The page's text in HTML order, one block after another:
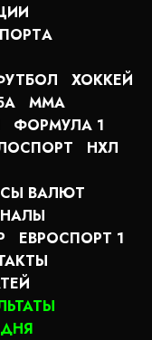
ХОККЕЙ
MMA
ФОРМУЛА 1
НХЛ
ВАЛЮТ
ЕВРОСПОРТ 1